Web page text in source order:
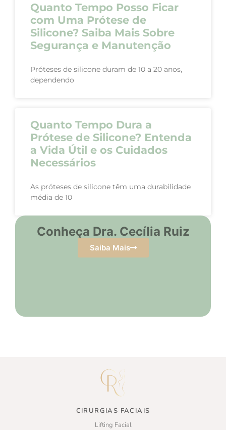
Quanto Tempo Posso Ficar
com Uma Prótese de
Silicone? Saiba Mais Sobre
Segurança e Manutenção
Próteses de silicone duram de 10 a 20 anos,
dependendo
Quanto Tempo Dura a
Prótese de Silicone? Entenda
a Vida Útil e os Cuidados
Necessários
As próteses de silicone têm uma durabilidade
média de 10
Conheça Dra. Cecília Ruiz
Saiba Mais
CIRURGIAS FACIAIS
Lifting Facial